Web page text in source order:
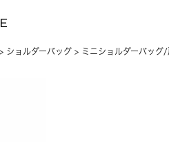
ショルダーバッグ ミニショルダーバッグ